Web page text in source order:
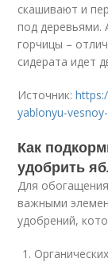
скашивают и
под деревьями.
горчицы –
сидерата идет
Источник:
yablonyu-
Как
удобрить
Для
важными
удобрений,